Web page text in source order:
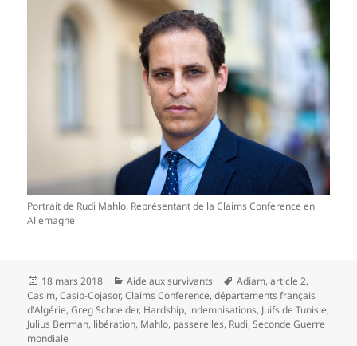
Portrait de Rudi Mahlo, Représentant de la Claims Conference en
Allemagne
Publié
le
18 mars 2018 Catégories
Aide aux survivants
Mots-
clés
Adiam,article 2,
Casim,Casip-Cojasor,Claims Conference,départements français
d'Algérie,Greg Schneider, Hardship, indemnisations, Juifs de Tunisie,
Julius Berman, libération, Mahlo, passerelles, Rudi,Seconde Guerre
mondiale